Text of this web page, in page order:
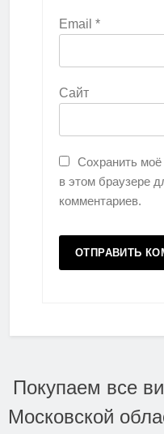
Email *
Сайт
Сохранить
в этом браузере
комментариев.
Покупаем все
Московской